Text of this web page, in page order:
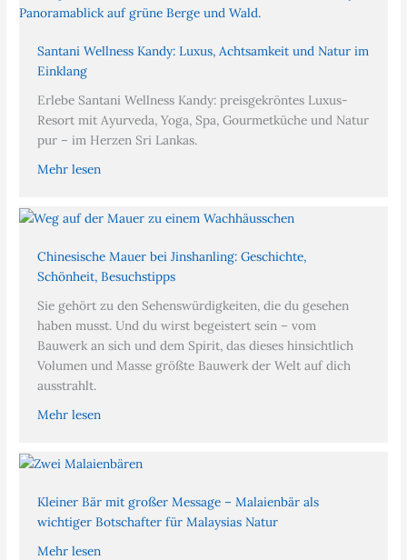
Santani Wellness Kandy: Luxus, Achtsamkeit und Natur im
Einklang
Erlebe Santani Wellness Kandy: preisgekröntes Luxus-
Resort mit Ayurveda, Yoga, Spa, Gourmetküche und Natur
pur – im Herzen Sri Lankas.
Mehr lesen
Chinesische Mauer bei Jinshanling: Geschichte,
Schönheit, Besuchstipps
Sie gehört zu den Sehenswürdigkeiten, die du gesehen
haben musst. Und du wirst begeistert sein – vom
Bauwerk an sich und dem Spirit, das dieses hinsichtlich
Volumen und Masse größte Bauwerk der Welt auf dich
ausstrahlt.
Mehr lesen
Kleiner Bär mit großer Message – Malaienbär als
wichtiger Botschafter für Malaysias Natur
Mehr lesen